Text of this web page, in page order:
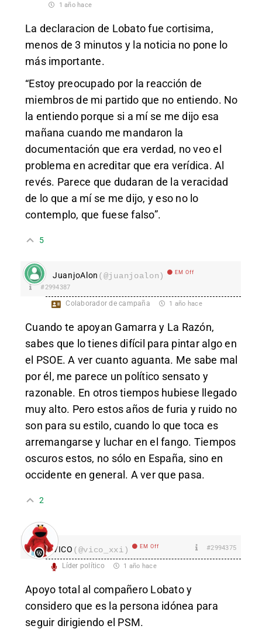
1 año hace
La declaracion de Lobato fue cortisima,
menos de 3 minutos y la noticia no pone lo
más importante.
“Estoy preocupado por la reacción de
miembros de mi partido que no entiendo. No
la entiendo porque si a mí se me dijo esa
mañana cuando me mandaron la
documentación que era verdad, no veo el
problema en acreditar que era verídica. Al
revés. Parece que dudaran de la veracidad
de lo que a mí se me dijo, y eso no lo
contemplo, que fuese falso”.
5
JuanjoAlon (@juanjoalon) EM Off
#2994387
Colaborador de campaña 1 año hace
Cuando te apoyan Gamarra y La Razón,
sabes que lo tienes difícil para pintar algo en
el PSOE. A ver cuanto aguanta. Me sabe mal
por él, me parece un político sensato y
razonable. En otros tiempos hubiese llegado
muy alto. Pero estos años de furia y ruido no
son para su estilo, cuando lo que toca es
arremangarse y luchar en el fango. Tiempos
oscuros estos, no sólo en España, sino en
occidente en general. A ver que pasa.
2
VICO (@vico_xxi) EM Off #2994375
Líder político 1 año hace
Apoyo total al compañero Lobato y
considero que es la persona idónea para
seguir dirigiendo el PSM.